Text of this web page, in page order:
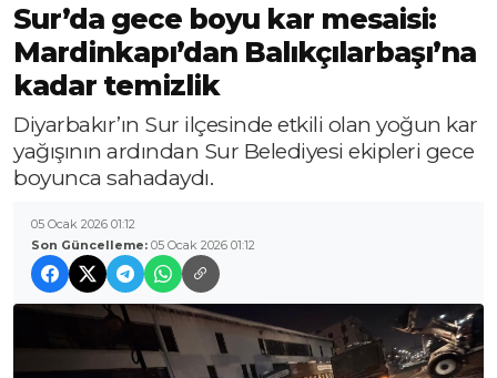
Sur’da gece boyu kar mesaisi:
Mardinkapı’dan Balıkçılarbaşı’na
kadar temizlik
Diyarbakır’ın Sur ilçesinde etkili olan yoğun kar
yağışının ardından Sur Belediyesi ekipleri gece
boyunca sahadaydı.
05 Ocak 2026 01:12
Son Güncelleme: 05 Ocak 2026 01:12